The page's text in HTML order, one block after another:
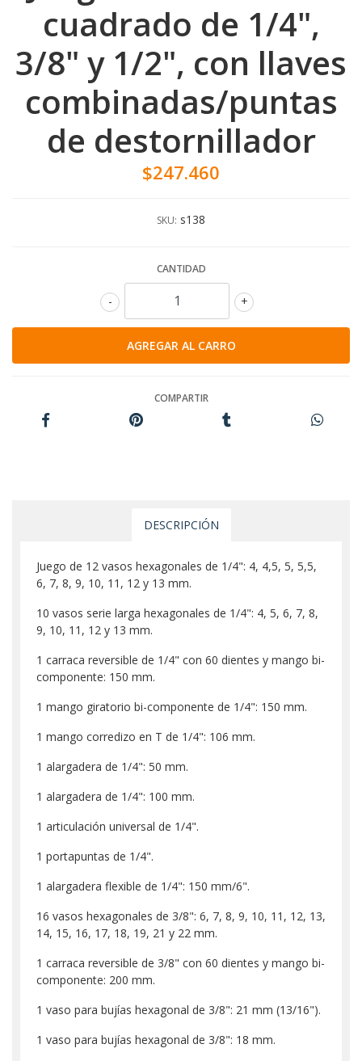
cuadrado de 1/4",
3/8" y 1/2", con llaves
combinadas/puntas
de destornillador
$247.460
SKU: s138
CANTIDAD
+
-
COMPARTIR
DESCRIPCIÓN
Juego de 12 vasos hexagonales de 1/4": 4, 4,5, 5, 5,5,
6, 7, 8, 9, 10, 11, 12 y 13 mm.
10 vasos serie larga hexagonales de 1/4": 4, 5, 6, 7, 8,
9, 10, 11, 12 y 13 mm.
1 carraca reversible de 1/4" con 60 dientes y mango bi-
componente: 150 mm.
1 mango giratorio bi-componente de 1/4": 150 mm.
1 mango corredizo en T de 1/4": 106 mm.
1 alargadera de 1/4": 50 mm.
1 alargadera de 1/4": 100 mm.
1 articulación universal de 1/4".
1 portapuntas de 1/4".
1 alargadera flexible de 1/4": 150 mm/6".
16 vasos hexagonales de 3/8": 6, 7, 8, 9, 10, 11, 12, 13,
14, 15, 16, 17, 18, 19, 21 y 22 mm.
1 carraca reversible de 3/8" con 60 dientes y mango bi-
componente: 200 mm.
1 vaso para bujías hexagonal de 3/8": 21 mm (13/16").
1 vaso para bujías hexagonal de 3/8": 18 mm.